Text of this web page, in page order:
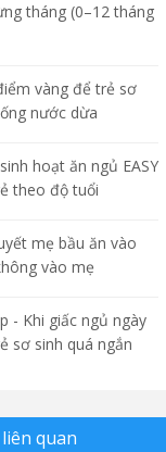
tháng (0–12 tháng
vàng để trẻ sơ
nước dừa
hoạt ăn ngủ EASY
theo độ tuổi
mẹ bầu ăn vào
vào mẹ
- Khi giấc ngủ ngày
sơ sinh quá ngắn
quan